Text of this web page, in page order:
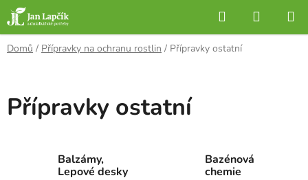
Přejít
na
obsah
Hledat
KOŠÍK
Domů / Přípravky na ochranu rostlin / Přípravky ostatní
Přípravky ostatní
Balzámy,
Lepové desky
Bazénová
chemie